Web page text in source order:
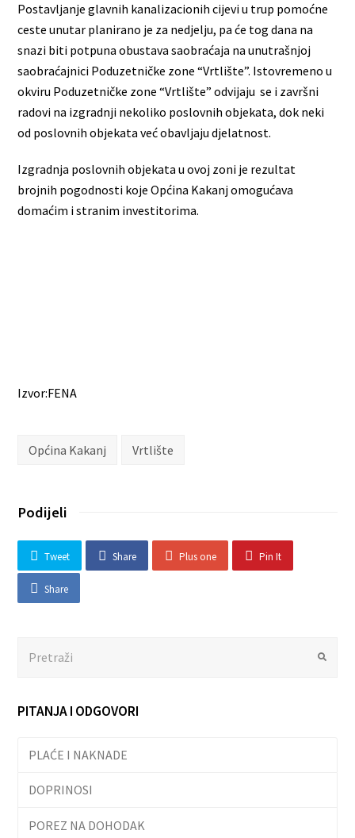
Postavljanje glavnih kanalizacionih cijevi u trup pomoćne
ceste unutar planirano je za nedjelju, pa će tog dana na
snazi biti potpuna obustava saobraćaja na unutrašnjoj
saobraćajnici Poduzetničke zone “Vrtlište”. Istovremeno u
okviru Poduzetničke zone “Vrtlište” odvijaju se i završni
radovi na izgradnji nekoliko poslovnih objekata, dok neki
od poslovnih objekata već obavljaju djelatnost.
Izgradnja poslovnih objekata u ovoj zoni je rezultat
brojnih pogodnosti koje Općina Kakanj omogućava
domaćim i stranim investitorima.
Izvor:FENA
Općina Kakanj Vrtlište
Podijeli
Tweet Share Plus one Pin It
Share
Submit
PITANJA I ODGOVORI
PLAĆE I NAKNADE
DOPRINOSI
POREZ NA DOHODAK